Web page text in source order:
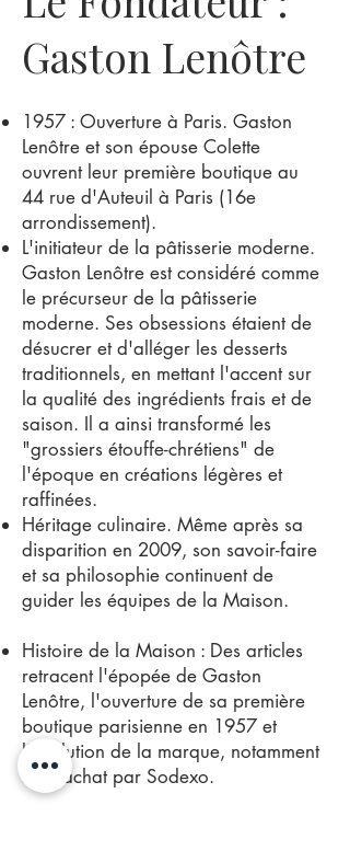
Gaston Lenôtre
1957 : Ouverture à Paris. Gaston
Lenôtre et son épouse Colette
ouvrent leur première boutique au
44 rue d'Auteuil à Paris (16e
arrondissement).
L'initiateur de la pâtisserie moderne.
Gaston Lenôtre est considéré comme
le précurseur de la pâtisserie
moderne. Ses obsessions étaient de
désucrer et d'alléger les desserts
traditionnels, en mettant l'accent sur
la qualité des ingrédients frais et de
saison. Il a ainsi transformé les
"grossiers étouffe-chrétiens" de
l'époque en créations légères et
raffinées.
Héritage culinaire. Même après sa
disparition en 2009, son savoir-faire
et sa philosophie continuent de
guider les équipes de la Maison.
Histoire de la Maison : Des articles
retracent l'épopée de Gaston
Lenôtre, l'ouverture de sa première
boutique parisienne en 1957 et
l'évolution de la marque, notamment
son rachat par Sodexo.